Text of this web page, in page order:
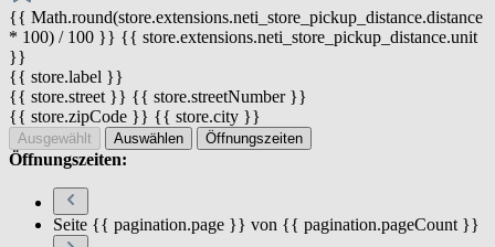
{{ Math.round(store.extensions.neti_store_pickup_distance.distance
* 100) / 100 }} {{ store.extensions.neti_store_pickup_distance.unit
}}
{{ store.label }}
{{ store.street }} {{ store.streetNumber }}
{{ store.zipCode }} {{ store.city }}
Ausgewählt Auswählen Öffnungszeiten
Öffnungszeiten:
Seite {{ pagination.page }} von {{ pagination.pageCount }}